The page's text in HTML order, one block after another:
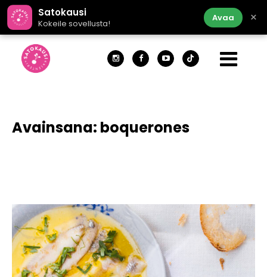
Satokausi
Kokeile sovellusta!
Avaa ×
Avainsana: boquerones